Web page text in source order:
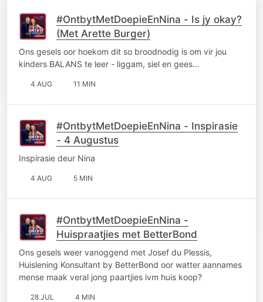
#OntbytMetDoepieEnNina - Is jy okay?
(Met Arette Burger)
Ons gesels oor hoekom dit so broodnodig is om vir jou
kinders BALANS te leer - liggam, siel en gees…
4 AUG 11 MIN
#OntbytMetDoepieEnNina - Inspirasie
- 4 Augustus
Inspirasie deur Nina
4 AUG 5 MIN
#OntbytMetDoepieEnNina -
Huispraatjies met BetterBond
Ons gesels weer vanoggend met Josef du Plessis,
Huislening Konsultant by BetterBond oor watter aannames
mense maak veral jong paartjies ivm huis koop?
28 JUL 4 MIN